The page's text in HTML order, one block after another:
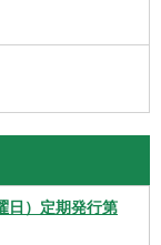
日）定期発行第